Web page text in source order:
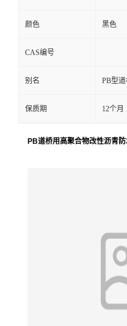
颜色 黑色
CAS编号
别名 PB型
保质期 12个月
PB道桥用高聚合物改性沥青